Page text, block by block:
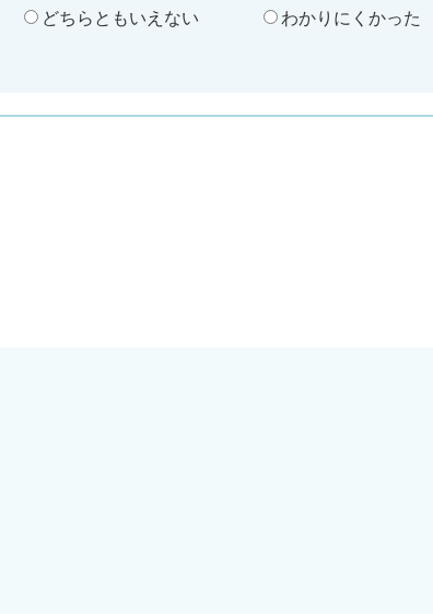
どちらともいえない わかりにくかった